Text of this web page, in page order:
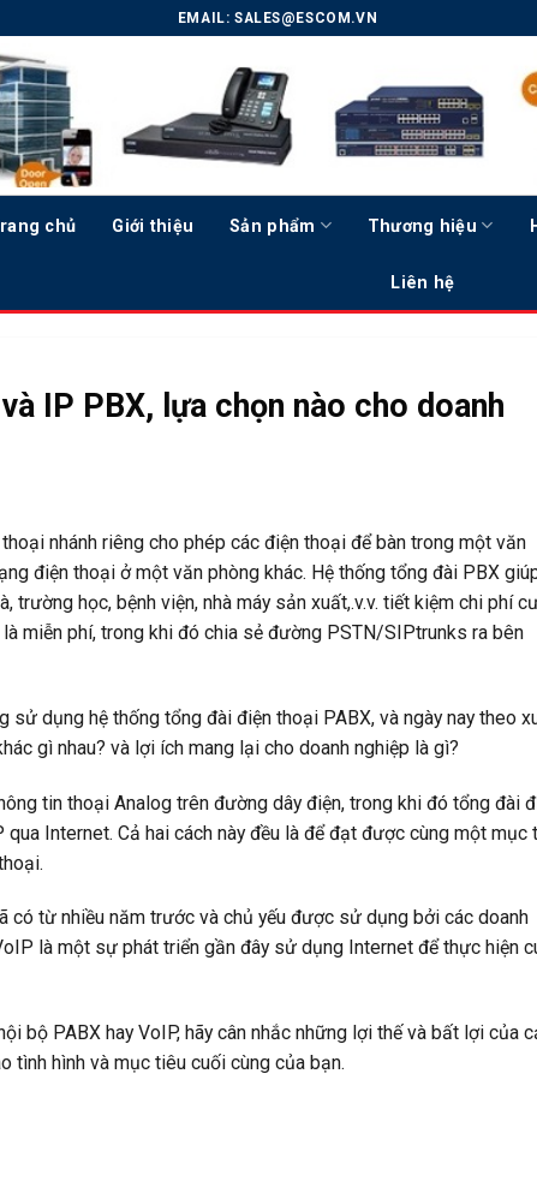
EMAIL: SALES@ESCOM.VN
chủ Giới thiệu Sản phẩm Thương hiệu
Liên hệ
IP PBX, lựa chọn nào cho doanh
nhánh riêng cho phép các điện thoại để bàn trong một văn
điện thoại ở một văn phòng khác. Hệ thống tổng đài PBX
trường học, bệnh viện, nhà máy sản xuất,.v.v. tiết kiệm chi phí
miễn phí, trong khi đó chia sẻ đường PSTN/SIPtrunks ra bên
sử dụng hệ thống tổng đài điện thoại PABX, và ngày nay theo
gì nhau? và lợi ích mang lại cho doanh nghiệp là gì?
tin thoại Analog trên đường dây điện, trong khi đó tổng đài
Internet. Cả hai cách này đều là để đạt được cùng một mục
có từ nhiều năm trước và chủ yếu được sử dụng bởi các doanh
là một sự phát triển gần đây sử dụng Internet để thực hiện
bộ PABX hay VoIP, hãy cân nhắc những lợi thế và bất lợi của
tình hình và mục tiêu cuối cùng của bạn.